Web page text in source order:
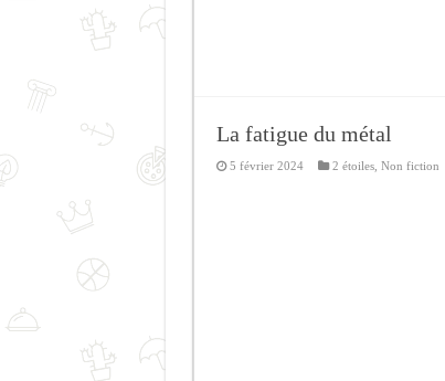
La fatigue du métal
5 février 2024 2 étoiles, Non fiction